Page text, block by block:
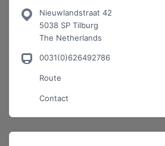
Nieuwlandstraat 42
5038 SP Tilburg
The Netherlands
0031(0)626492786
Route
Contact